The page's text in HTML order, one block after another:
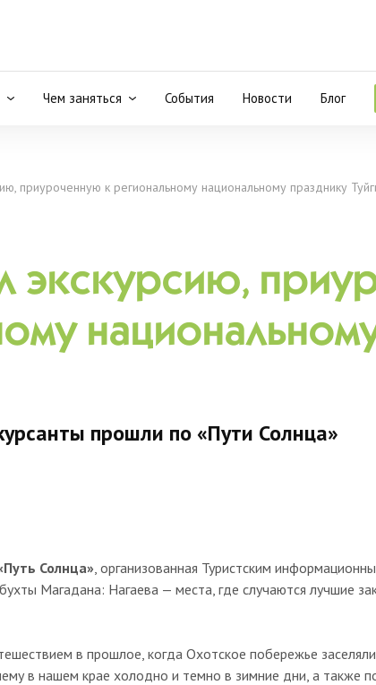
Чем заняться События Новости Блог
приуроченную к региональному национальному празднику
экскурсию,
прошли по «Пути Солнца»
Солнца», организованная Туристским
Магадана: Нагаева — места, где случаются лучшие
в прошлое, когда Охотское побережье
в нашем крае холодно и темно в зимние дни, а также